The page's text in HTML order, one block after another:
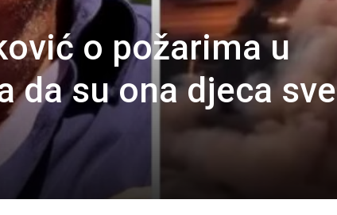
o požarima u
da su ona djeca sve